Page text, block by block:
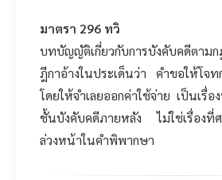
มาตรา 296 ทวิ
บทบัญญัติเกี่ยวกับการบังคับคดีตาม
ฎีกาอ้างในประเด็นว่า คำขอให้โจ
โดยให้จำเลยออกค่าใช้จ่าย เป็นเรื่อ
ชั้นบังคับคดีภายหลัง ไม่ใช่เรื่องที่ศ
ล่วงหน้าในคำพิพากษา